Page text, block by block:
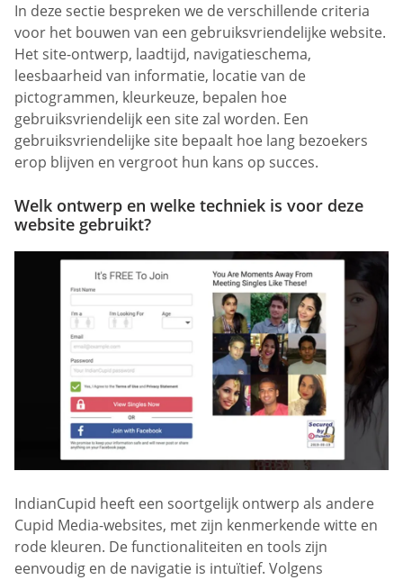
In deze sectie bespreken we de verschillende criteria
voor het bouwen van een gebruiksvriendelijke website.
Het site-ontwerp, laadtijd, navigatieschema,
leesbaarheid van informatie, locatie van de
pictogrammen, kleurkeuze, bepalen hoe
gebruiksvriendelijk een site zal worden. Een
gebruiksvriendelijke site bepaalt hoe lang bezoekers
erop blijven en vergroot hun kans op succes.
Welk ontwerp en welke techniek is voor deze
website gebruikt?
IndianCupid heeft een soortgelijk ontwerp als andere
Cupid Media-websites, met zijn kenmerkende witte en
rode kleuren. De functionaliteiten en tools zijn
eenvoudig en de navigatie is intuïtief. Volgens